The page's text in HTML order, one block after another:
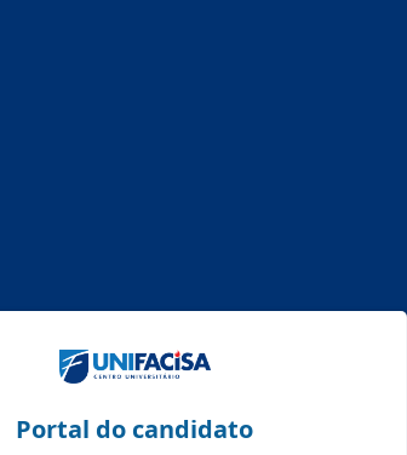
Portal do candidato